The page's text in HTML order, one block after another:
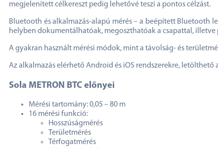
megjelenített célkereszt pedig lehetővé teszi a pontos célzást.
Bluetooth és alkalmazás-alapú mérés – a beépített Bluetooth
helyben dokumentálhatóak, megoszthatóak a csapattal,
A gyakran használt mérési módok, mint a távolság- és
Az alkalmazás elérhető Android és iOS rendszerekre,
Sola METRON BTC előnyei
Mérési tartomány: 0,05 – 80 m
16 mérési funkció:
Hosszúságmérés
Területmérés
Térfogatmérés